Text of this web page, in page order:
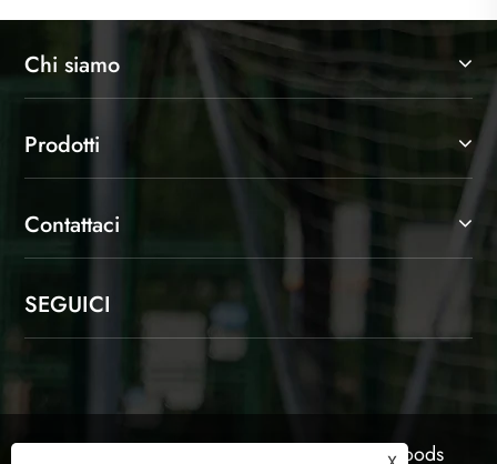
Chi siamo
Prodotti
Contattaci
SEGUICI
Copyright © 2025 Shaoxing Jinlangte Sports Goods